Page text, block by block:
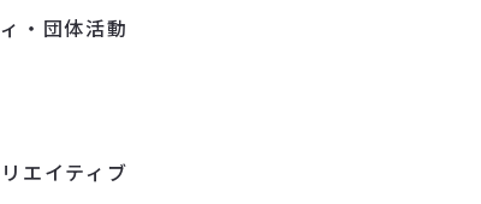
・団体活動
エイティブ